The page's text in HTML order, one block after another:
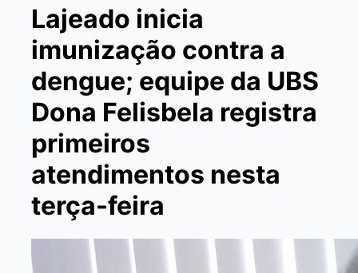
Lajeado inicia
imunização contra a
dengue; equipe da UBS
Dona Felisbela registra
primeiros
atendimentos nesta
terça-feira